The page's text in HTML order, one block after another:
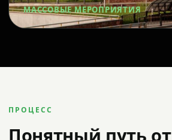
МАССОВЫЕ МЕРОПРИЯТИЯ
ПРОЦЕСС
Понятный путь от